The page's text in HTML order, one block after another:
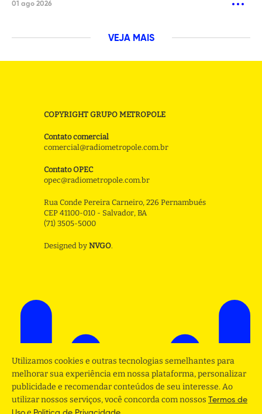
01 ago 2026
VEJA MAIS
COPYRIGHT GRUPO METROPOLE
Contato comercial
comercial@radiometropole.com.br
Contato OPEC
opec@radiometropole.com.br
Rua Conde Pereira Carneiro, 226 Pernambués
CEP 41100-010 - Salvador, BA
(71) 3505-5000
Designed by NVGO.
Utilizamos cookies e outras tecnologias semelhantes para
melhorar sua experiência em nossa plataforma, personalizar
publicidade e recomendar conteúdos de seu interesse. Ao
utilizar nossos serviços, você concorda com nossos Termos de